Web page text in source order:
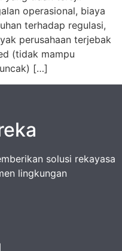
operasional, biaya
terhadap regulasi,
perusahaan terjebak
(tidak mampu
[…]
solusi rekayasa
lingkungan